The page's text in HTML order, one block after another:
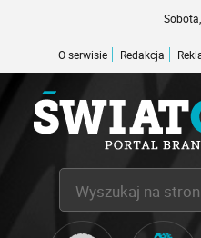
Sobota, 08-
O serwisie Redakcja